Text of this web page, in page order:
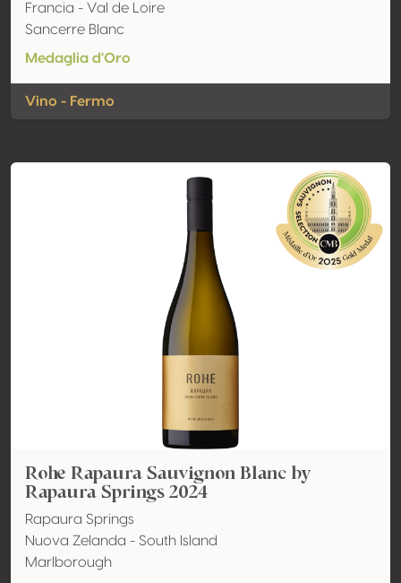
Francia - Val de Loire
Sancerre Blanc
Medaglia d'Oro
Vino - Fermo
Rohe Rapaura Sauvignon Blanc by
Rapaura Springs 2024
Rapaura Springs
Nuova Zelanda - South Island
Marlborough